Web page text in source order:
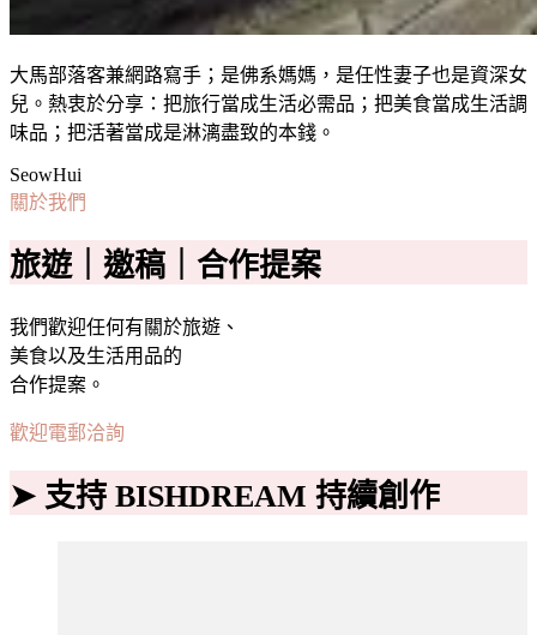
大馬部落客兼網路寫手；是佛系媽媽，是任性妻子也是資深女
兒。熱衷於分享：把旅行當成生活必需品；把美食當成生活調
味品；把活著當成是淋漓盡致的本錢。
SeowHui
關於我們
旅遊｜邀稿｜合作提案
我們歡迎任何有關於旅遊、
美食以及生活用品的
合作提案。
歡迎電郵洽詢
➤ 支持 BISHDREAM 持續創作